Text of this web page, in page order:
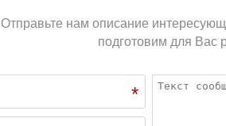
Отправьте нам описание
подготовим для Вас
*